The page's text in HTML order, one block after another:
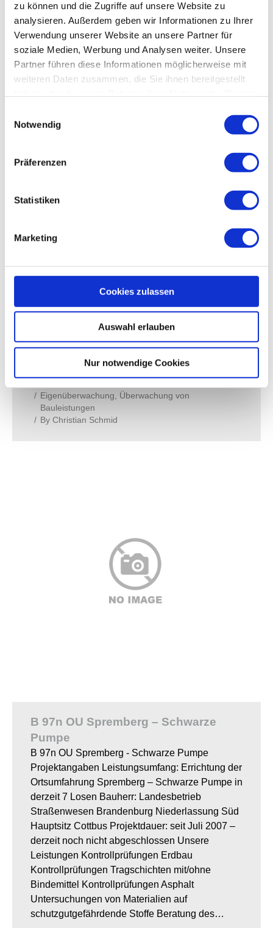
zu können und die Zugriffe auf unsere Website zu
analysieren. Außerdem geben wir Informationen zu Ihrer
Verwendung unserer Website an unsere Partner für
soziale Medien, Werbung und Analysen weiter. Unsere
Partner führen diese Informationen möglicherweise mit
weiteren Daten zusammen, die Sie ihnen bereitgestellt
Notwendig
Präferenzen
Statistiken
Marketing
Cookies zulassen
Auswahl erlauben
Nur notwendige Cookies
Ausbau B 112 zwischen OU Guben-
Ausbau B 112 zwischen OU Guben-OU Neuzelle
Projektangaben Leistungsumfang: Ausbau der B
2, km 3+440 – 7+430 Bauherr: Landesbetrieb
Straßenwesen Brandenburg Ausführung:
ARIKON Straßen- Tiefbau- und Abriß GmbH
Leistungen Eigenüberwachung Erdbau
Eigenüberwachung Tragschichten mit/ohne…
Eigenüberwachung
Überwachung von
Bauleistungen
By Christian Schmid
B 97n OU Spremberg – Schwarze
Pumpe
B 97n OU Spremberg - Schwarze Pumpe
Projektangaben Leistungsumfang: Errichtung der
Ortsumfahrung Spremberg – Schwarze Pumpe in
derzeit 7 Losen Bauherr: Landesbetrieb
Straßenwesen Brandenburg Niederlassung Süd
Hauptsitz Cottbus Projektdauer: seit Juli 2007 –
derzeit noch nicht abgeschlossen Unsere
Leistungen Kontrollprüfungen Erdbau
Kontrollprüfungen Tragschichten mit/ohne
Bindemittel Kontrollprüfungen Asphalt
Untersuchungen von Materialien auf
schutzgutgefährdende Stoffe Beratung des…